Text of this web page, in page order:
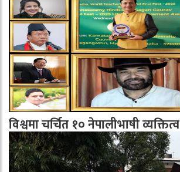
विश्वमा चर्चित १० नेपालीभाषी व्यक्तित्व